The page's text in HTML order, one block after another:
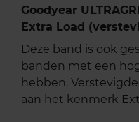
Goodyear
Extra Load
Deze band is ook
banden met een
hebben.
aan het kenmerk